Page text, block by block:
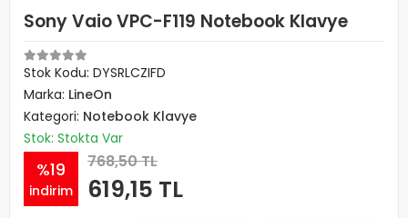
Sony Vaio VPC-F119 Notebook Klavye
Stok Kodu: DYSRLCZIFD
Marka: LineOn
Kategori: Notebook Klavye
Stok: Stokta Var
%19
indirim
768,50 TL
619,15 TL